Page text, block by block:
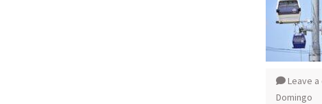
Leave
Domingo